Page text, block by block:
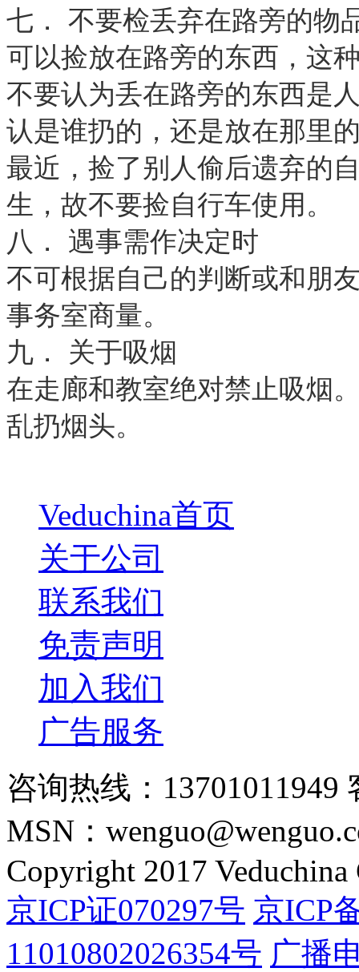
七． 不要检丢弃在路旁的物
可以捡放在路旁的东西，这
不要认为丢在路旁的东西是
认是谁扔的，还是放在那里
最近，捡了别人偷后遗弃的
生，故不要捡自行车使用。
八． 遇事需作决定时
不可根据自己的判断或和朋
事务室商量。
九． 关于吸烟
在走廊和教室绝对禁止吸烟
乱扔烟头。
Veduchina首页
关于公司
联系我们
免责声明
加入我们
广告服务
咨询热线：13701011949
MSN：
Copyright 2017
京ICP证070297号 京ICP
11010802026354号 广播